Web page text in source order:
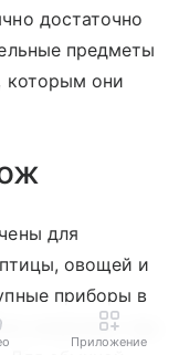
достаточно
предметы
которым они
для
овощей и
приборы в
разрезают еду
Приложение